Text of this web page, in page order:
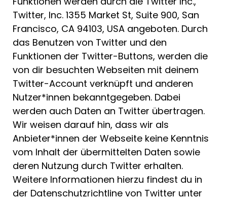
Twitter, Inc. 1355 Market St, Suite 900, San
Francisco, CA 94103, USA angeboten. Durch
das Benutzen von Twitter und den
Funktionen der Twitter-Buttons, werden die
von dir besuchten Webseiten mit deinem
Twitter-Account verknüpft und anderen
Nutzer*innen bekanntgegeben. Dabei
werden auch Daten an Twitter übertragen.
Wir weisen darauf hin, dass wir als
Anbieter*innen der Webseite keine Kenntnis
vom Inhalt der übermittelten Daten sowie
deren Nutzung durch Twitter erhalten.
Weitere Informationen hierzu findest du in
der Datenschutzrichtline von Twitter unter